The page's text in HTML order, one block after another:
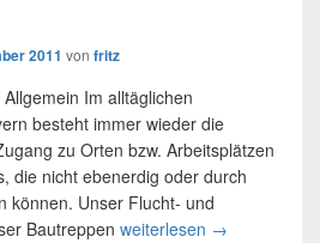
2011 von fritz
Im alltäglichen
besteht immer wieder die
zu Orten bzw. Arbeitsplätzen
die nicht ebenerdig oder durch
können. Unser Flucht- und
Bautreppen weiterlesen →